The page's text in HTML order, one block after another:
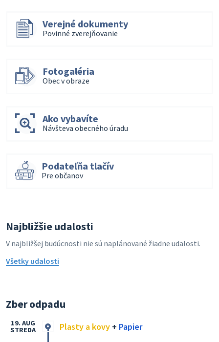
Verejné dokumenty
Povinné zverejňovanie
Fotogaléria
Obec v obraze
Ako vybavíte
Návšteva obecného úradu
Podateľňa tlačív
Pre občanov
Najbližšie udalosti
V najbližšej budúcnosti nie sú naplánované žiadne udalosti.
Všetky udalosti
Zber odpadu
Plasty a kovy + Papier
19. AUG
STREDA